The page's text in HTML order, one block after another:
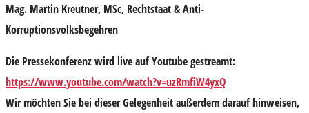
Mag. Martin Kreutner, MSc, Rechtstaat & Anti-
Korruptionsvolksbegehren
Die Pressekonferenz wird live auf Youtube gestreamt:
https://www.youtube.com/watch?v=uzRmfiW4yxQ
Wir möchten Sie bei dieser Gelegenheit außerdem darauf hinweisen,